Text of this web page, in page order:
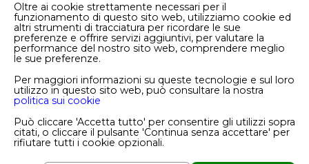
Oltre ai cookie strettamente necessari per il
funzionamento di questo sito web, utilizziamo cookie ed
altri strumenti di tracciatura per ricordare le sue
preferenze e offrire servizi aggiuntivi, per valutare la
performance del nostro sito web, comprendere meglio
le sue preferenze.
Per maggiori informazioni su queste tecnologie e sul loro
utilizzo in questo sito web, può consultare la nostra
politica sui cookie
Può cliccare 'Accetta tutto' per consentire gli utilizzi sopra
citati, o cliccare il pulsante 'Continua senza accettare' per
rifiutare tutti i cookie opzionali.
Numero REA BA - 614284